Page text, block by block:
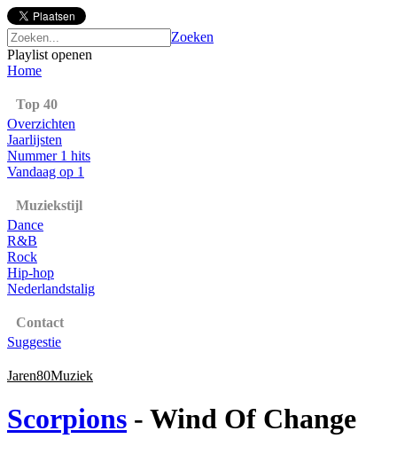
Zoeken
Playlist openen
Home
Top 40
Overzichten
Jaarlijsten
Nummer 1 hits
Vandaag op 1
Muziekstijl
Dance
R&B
Rock
Hip-hop
Nederlandstalig
Contact
Suggestie
Jaren80Muziek
Scorpions - Wind Of Change